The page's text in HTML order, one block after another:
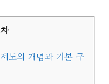
도의 개념과 기본 구